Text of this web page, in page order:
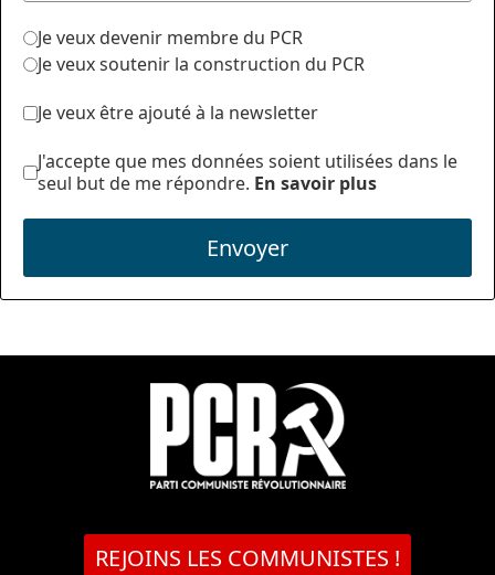
Je veux devenir membre du PCR
Je veux soutenir la construction du PCR
Je veux être ajouté à la newsletter
J'accepte que mes données soient utilisées dans le
seul but de me répondre. En savoir plus
Envoyer
REJOINS LES COMMUNISTES !